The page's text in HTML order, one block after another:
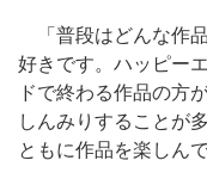
「普段はどんな作
好きです。ハッピー
ドで終わる作品の方
しんみりすることが
ともに作品を楽しん